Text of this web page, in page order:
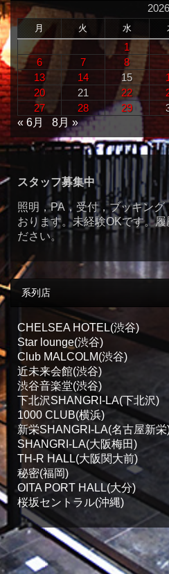
月 火 水
1
6
7 8
13
14 15
20
21 22
27
28 29
« 6月
8月 »
スタッフ募集中
照明，PA，受付，ブッキン
おります。未経験OKです。
ださい。
系列店
CHELSEA HOTEL(渋谷)
Star lounge(渋谷)
Club MALCOLM(渋谷)
近未来会館(渋谷)
渋谷音楽堂(渋谷)
下北沢SHANGRI-LA(下北沢)
1000 CLUB(横浜)
新栄SHANGRI-LA(名古屋新栄
SHANGRI-LA(大阪梅田)
TH-R HALL(大阪関大前)
秘密(福岡)
OITA PORT HALL(大分)
桜坂セントラル(沖縄)